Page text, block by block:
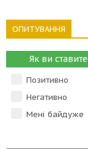
ОПИТУВАННЯ
Як ви
Позитивно
Негативно
Мені байдуже